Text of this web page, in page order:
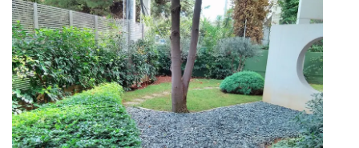
Κήπος Βίλας στο Παλαιό Ψυχικό